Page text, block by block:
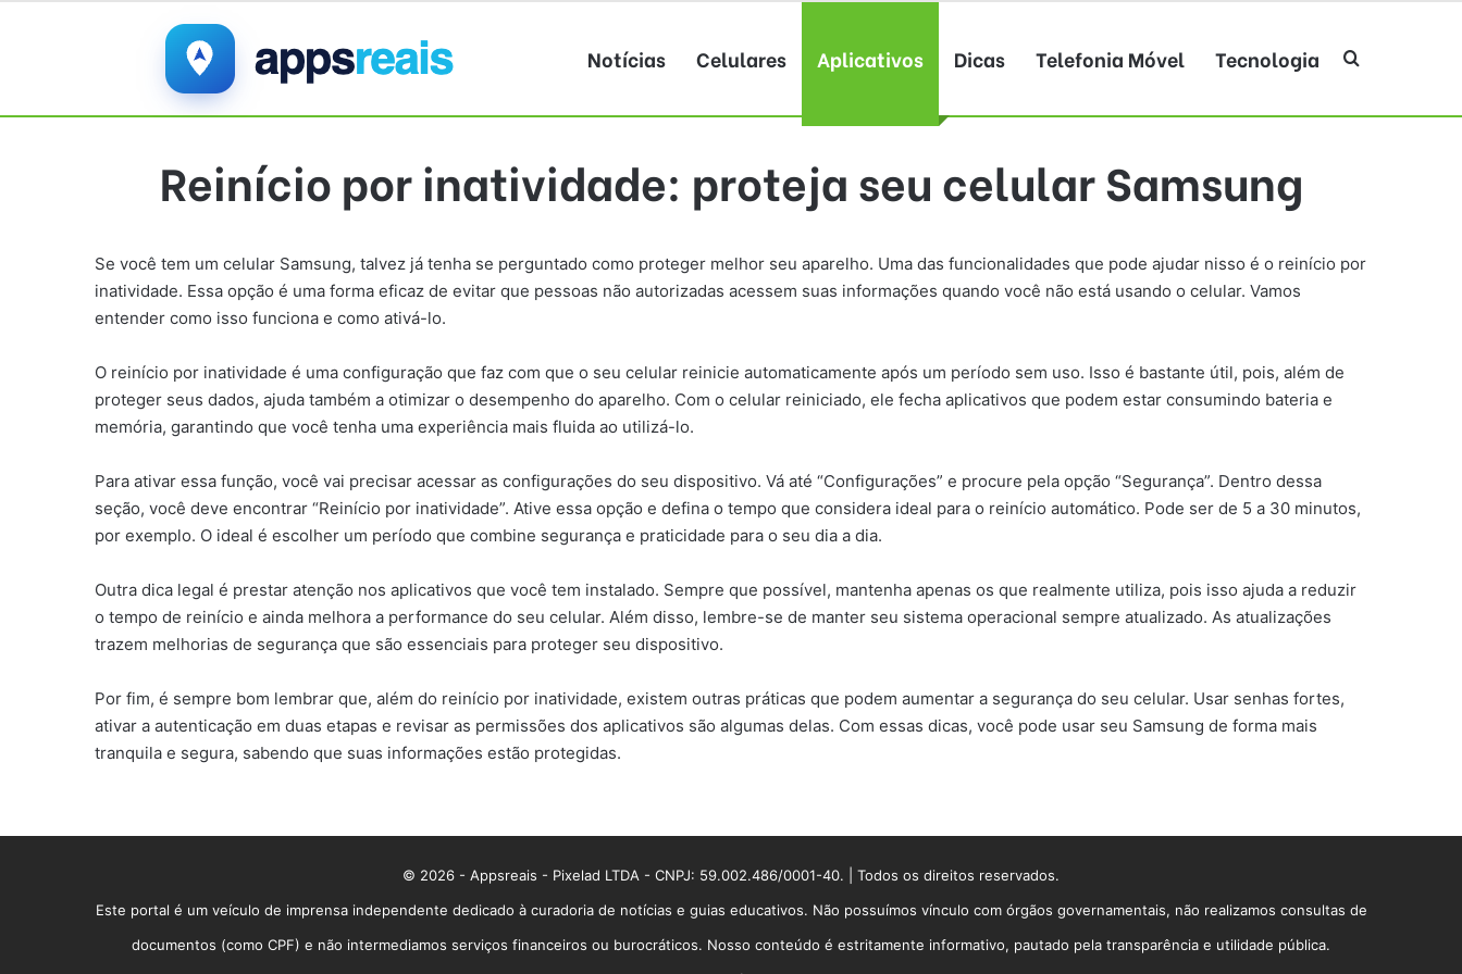
Notícias Celulares Aplicativos Dicas Telefonia Móvel Tecnologia Procurar por
Reinício por inatividade: proteja seu celular Samsung
Se você tem um celular Samsung, talvez já tenha se perguntado como proteger melhor seu aparelho. Uma das funcionalidades que pode ajudar nisso é o reinício por
inatividade. Essa opção é uma forma eficaz de evitar que pessoas não autorizadas acessem suas informações quando você não está usando o celular. Vamos
entender como isso funciona e como ativá-lo.
O reinício por inatividade é uma configuração que faz com que o seu celular reinicie automaticamente após um período sem uso. Isso é bastante útil, pois, além de
proteger seus dados, ajuda também a otimizar o desempenho do aparelho. Com o celular reiniciado, ele fecha aplicativos que podem estar consumindo bateria e
memória, garantindo que você tenha uma experiência mais fluida ao utilizá-lo.
Para ativar essa função, você vai precisar acessar as configurações do seu dispositivo. Vá até “Configurações” e procure pela opção “Segurança”. Dentro dessa
seção, você deve encontrar “Reinício por inatividade”. Ative essa opção e defina o tempo que considera ideal para o reinício automático. Pode ser de 5 a 30 minutos,
por exemplo. O ideal é escolher um período que combine segurança e praticidade para o seu dia a dia.
Outra dica legal é prestar atenção nos aplicativos que você tem instalado. Sempre que possível, mantenha apenas os que realmente utiliza, pois isso ajuda a reduzir
o tempo de reinício e ainda melhora a performance do seu celular. Além disso, lembre-se de manter seu sistema operacional sempre atualizado. As atualizações
trazem melhorias de segurança que são essenciais para proteger seu dispositivo.
Por fim, é sempre bom lembrar que, além do reinício por inatividade, existem outras práticas que podem aumentar a segurança do seu celular. Usar senhas fortes,
ativar a autenticação em duas etapas e revisar as permissões dos aplicativos são algumas delas. Com essas dicas, você pode usar seu Samsung de forma mais
tranquila e segura, sabendo que suas informações estão protegidas.
© 2026 - Appsreais - Pixelad LTDA - CNPJ: 59.002.486/0001-40. | Todos os direitos reservados.
Este portal é um veículo de imprensa independente dedicado à curadoria de notícias e guias educativos. Não possuímos vínculo com órgãos governamentais, não realizamos consultas de
documentos (como CPF) e não intermediamos serviços financeiros ou burocráticos. Nosso conteúdo é estritamente informativo, pautado pela transparência e utilidade pública.